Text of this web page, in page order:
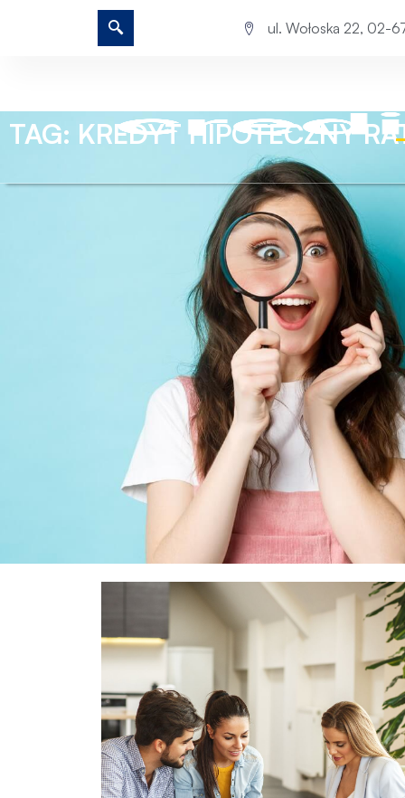
ul. Wołoska 22, 02-
TAG: KREDYT HIPOTECZNY